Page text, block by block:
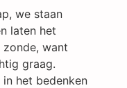
we staan
laten het
want
graag.
het bedenken